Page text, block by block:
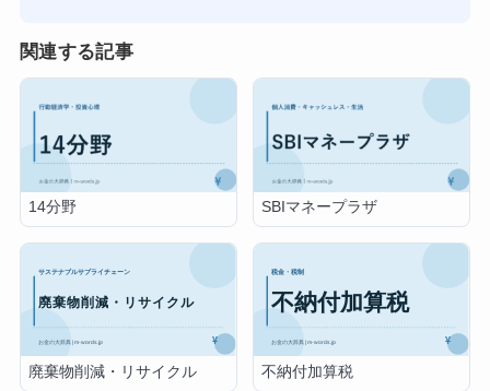
関連する記事
14分野 SBIマネープラザ
廃棄物削減・リサイクル 不納付加算税